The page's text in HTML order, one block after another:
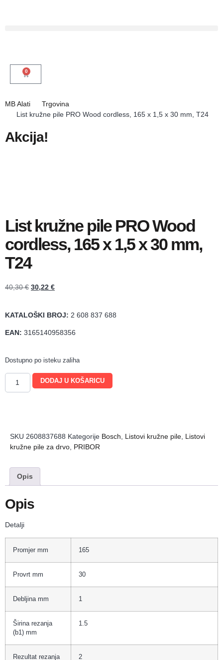
0
MB Alati
Trgovina
List kružne pile PRO Wood cordless, 165 x 1,5 x 30 mm, T24
Akcija!
List kružne pile PRO Wood
cordless, 165 x 1,5 x 30 mm,
T24
40,30€ 30,22 €
KATALOŠKI BROJ: 2 608 837 688
EAN: 3165140958356
Dostupno po isteku zaliha
DODAJ U KOŠARICU
SKU 2608837688 Kategorije Bosch Listovi kružne pile Listovi
kružne pile za drvo PRIBOR
Opis
Opis
Detalji
Promjer mm 165
Provrt mm 30
Debljina mm 1
Širina rezanja
(b1) mm
1.5
Rezultat rezanja 2